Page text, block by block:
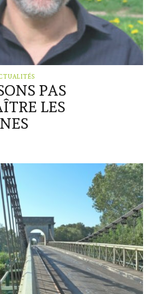
PAS
LES